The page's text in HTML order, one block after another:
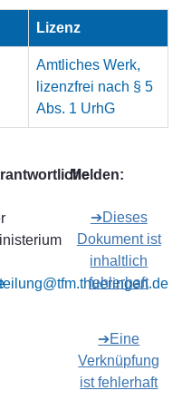
Lizenz
Amtliches Werk,
lizenzfrei nach § 5
Abs. 1 UrhG
Melden:
➔Dieses
Dokument ist
inhaltlich
fehlerhaft
➔Eine
Verknüpfung
ist fehlerhaft